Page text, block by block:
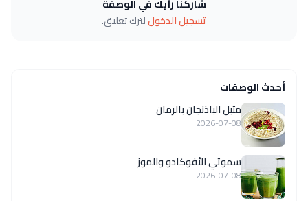
شاركنا رأيك في الوصفة
تسجيل الدخوللترك تعليق.
أحدث الوصفات
متبل الباذنجان بالرمان
2026-07-08
سموثي الأفوكادو والموز
2026-07-08